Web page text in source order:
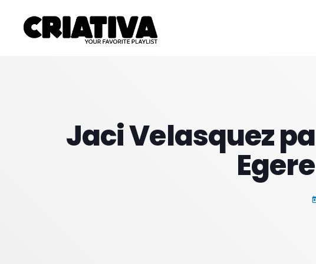
Jaci Velasquez